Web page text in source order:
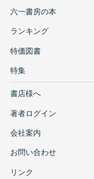
六一書房の本
ランキング
特価図書
特集
書店様へ
著者ログイン
会社案内
お問い合わせ
リンク